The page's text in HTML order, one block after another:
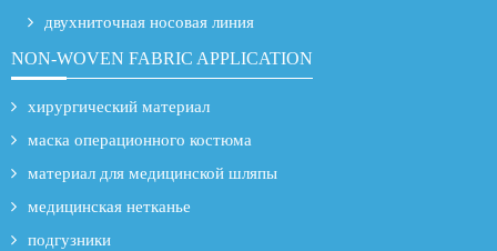
двухниточная носовая линия
NON-WOVEN FABRIC APPLICATION
хирургический материал
маска операционного костюма
материал для медицинской шляпы
медицинская нетканье
подгузники